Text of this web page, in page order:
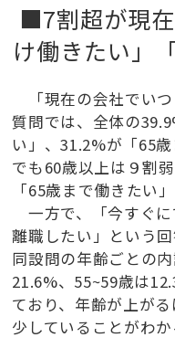
■7割超が現
け働きたい」
「現在の会社でい
質問では、全体の
い」、31.2%が「65
でも60歳以上は９割
「65歳まで働きたい
一方で、「今すぐ
離職したい」という
同設問の年齢ごとの
21.6%、55~59歳は
ており、年齢が上が
少していることがわか